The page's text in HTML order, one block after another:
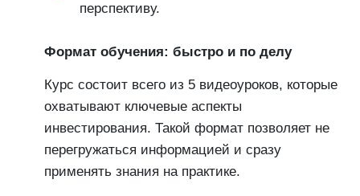
перспективу.
Формат обучения: быстро и по делу
Курс состоит всего из 5 видеоуроков, которые
охватывают ключевые аспекты
инвестирования. Такой формат позволяет не
перегружаться информацией и сразу
применять знания на практике.